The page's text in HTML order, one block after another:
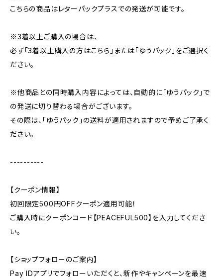
こちらの商品はレターパックプラスでの発送が可能です。
※3着以上ご購入の場合は、
必ず「3着以上購入の方はこちら」または「ゆうパック」をご選択く
ださい。
※他商品との同時購入内容によっては、自動的に「ゆうパック」で
の発送に切り替わる場合がございます。
その際は、「ゆうパック」の送料が適用されますので予めご了承く
ださい。
----------
【クーポン情報】
初回限定500円OFFクーポン適用可能！
ご購入時にクーポンコード【PEACEFUL500】を入力してくださ
い。
【ショップフォローのご案内】
Pay IDアプリでフォローいただくと、新作やキャンペーンを最速